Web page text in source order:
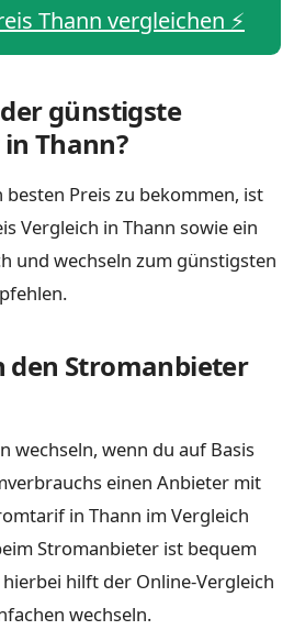
Thann vergleichen ⚡️
günstigste
Thann?
besten Preis zu bekommen, ist
Vergleich in Thann sowie ein
und wechseln zum günstigsten
den Stromanbieter
wechseln, wenn du auf Basis
einen Anbieter mit
in Thann im Vergleich
Stromanbieter ist bequem
hilft der Online-Vergleich
wechseln.